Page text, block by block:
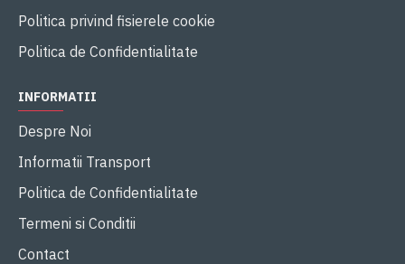
Politica privind fisierele cookie
Politica de Confidentialitate
INFORMATII
Despre Noi
Informatii Transport
Politica de Confidentialitate
Termeni si Conditii
Contact